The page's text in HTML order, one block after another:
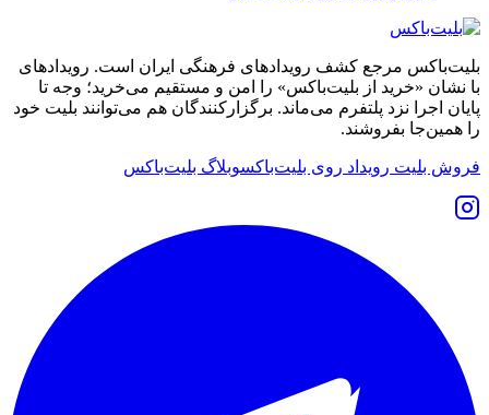
بلیت‌باکس مرجع کشف رویدادهای فرهنگی ایران است. رویدادهای
با نشان «خرید از بلیت‌باکس» را امن و مستقیم می‌خرید؛ وجه تا
پایان اجرا نزد پلتفرم می‌ماند. برگزارکنندگان هم می‌توانند بلیت خود
را همین‌جا بفروشند.
فروش بلیت رویداد روی بلیت‌باکسوبلاگ بلیت‌باکس